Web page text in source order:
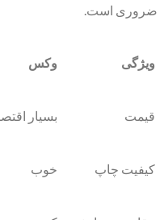
ضروری است.
ویژگی وکس
قیمت بسیار
کیفیت چاپ خوب